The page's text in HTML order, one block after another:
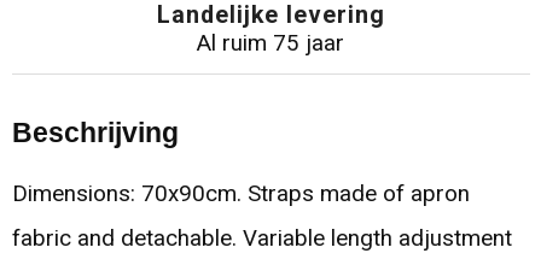
Landelijke levering
Al ruim 75 jaar
Beschrijving
Dimensions: 70x90cm. Straps made of apron
fabric and detachable. Variable length adjustment